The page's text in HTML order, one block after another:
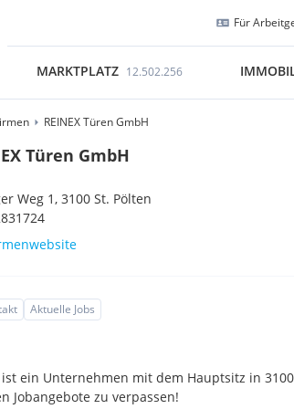
Für
MARKTPLATZ 12.502.256
REINEX Türen GmbH
Türen GmbH
Weg 1,3100St. Pölten
Aktuelle Jobs
ist ein Unternehmen mit dem Hauptsitz in
Jobangebote zu verpassen!